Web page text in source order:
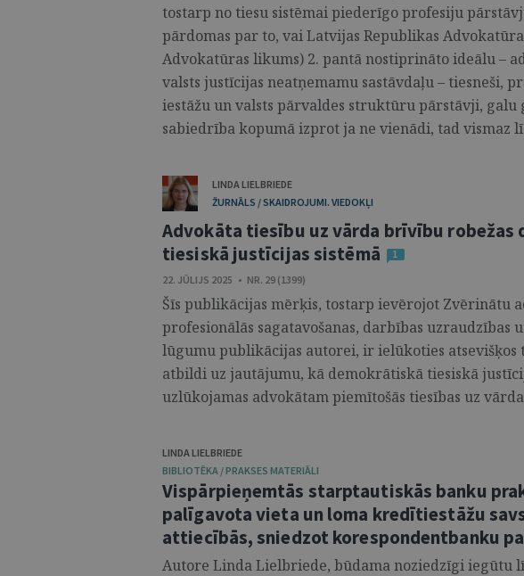
tostarp no tiesu sistēmai piederīgo profesiju
pārdomas par to, vai Latvijas Republikas
Advokatūras likums) 2. pantā nostiprināto ideālu –
valsts justīcijas neatņemamu sastāvdaļu – tiesneši,
iestāžu un valsts pārvaldes struktūru pārstāvji, galu
sabiedrība kopumā izprot ja ne vienādi, tad vismaz
LINDA LIELBRIEDE
ŽURNĀLS / SKAIDROJUMI. VIEDOKĻI
Advokāta tiesību uz vārda brīvību robežas
tiesiskā justīcijas sistēmā
1
22. JŪLIJS 2025 • NR. 29 (1399)
Šīs publikācijas mērķis, tostarp ievērojot Zvērinātu
profesionālās sagatavošanas, darbības uzraudzības
lūgumu publikācijas autorei, ir ielūkoties atsevišķos
atbildi uz jautājumu, kā demokrātiskā tiesiskā
uzlūkojamas advokātam piemītošās tiesības uz
LINDA LIELBRIEDE
BIBLIOTĒKA / PRAKSES MATERIĀLI
Vispārpieņemtās starptautiskās banku
palīgavota vieta un loma kredītiestāžu
attiecībās, sniedzot korespondentbanku
Autore Linda Lielbriede, būdama noziedzīgi iegūtu